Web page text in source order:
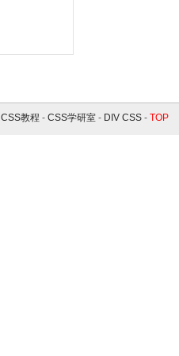
CSS教程 - CSS学研室- DIV CSS- TOP